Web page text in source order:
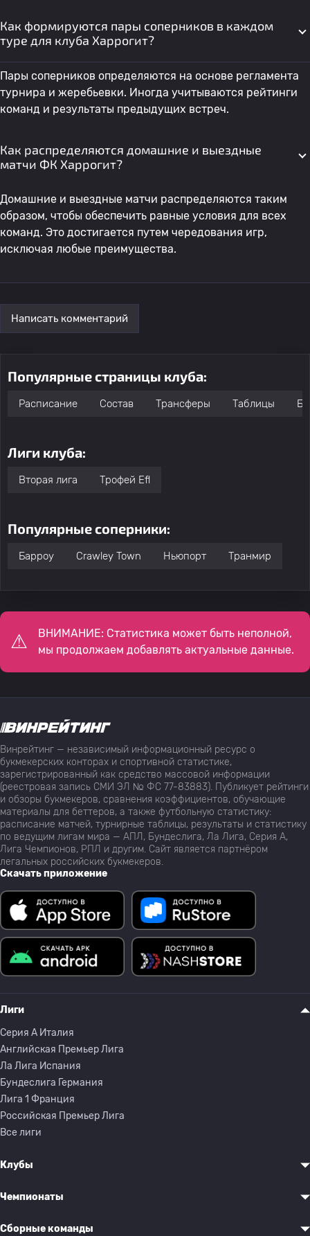
Как формируются пары соперников в каждом
туре для клуба Харрогит?
Пары соперников определяются на основе регламента
турнира и жеребьевки. Иногда учитываются рейтинги
команд и результаты предыдущих встреч.
Как распределяются домашние и выездные
матчи ФК Харрогит?
Домашние и выездные матчи распределяются таким
образом, чтобы обеспечить равные условия для всех
команд. Это достигается путем чередования игр,
исключая любые преимущества.
Написать комментарий
Популярные страницы клуба:
Расписание Состав Трансферы Таблицы
Лиги клуба:
Вторая лига Трофей Efl
Популярные соперники:
Барроу Crawley Town Ньюпорт Транмир
ВНИМАНИЕ: Статистика может быть неполной,
мы продолжаем добавлять актуальные данные.
Винрейтинг — независимый информационный ресурс о
букмекерских конторах и спортивной статистике,
зарегистрированный как средство массовой информации
(реестровая запись СМИ ЭЛ № ФС 77-83883). Публикует рейтинги
и обзоры букмекеров, сравнения коэффициентов, обучающие
материалы для беттеров, а также футбольную статистику:
расписание матчей, турнирные таблицы, результаты и статистику
по ведущим лигам мира — АПЛ, Бундеслига, Ла Лига, Серия А,
Лига Чемпионов, РПЛ и другим. Сайт является партнёром
легальных российских букмекеров.
Скачать приложение
Лиги
Серия A Италия
Английская Премьер Лига
Ла Лига Испания
Бундеслига Германия
Лига 1 Франция
Российская Премьер Лига
Все лиги
Клубы
Чемпионаты
Сборные команды